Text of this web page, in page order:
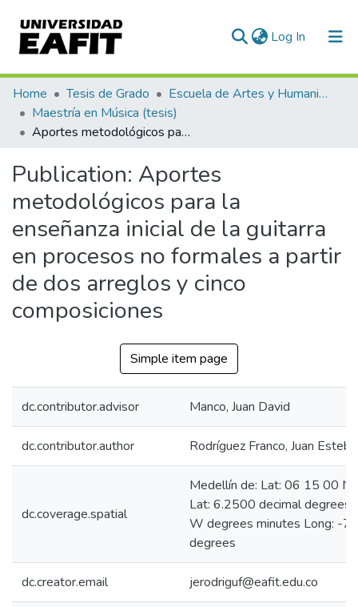
Log In (current)
Communities & Collections
All of DSpace
Home Tesis de Grado
Escuela de Artes y Humanidades
Maestría en Música (tesis)
Aportes metodológicos para la enseñanza inicial de la guitarra en procesos no formales a partir de dos arreglos y cinco composiciones
Publication: Aportes
metodológicos para la
enseñanza inicial de la guitarra
en procesos no formales a partir
de dos arreglos y cinco
composiciones
Simple item page
dc.contributor.advisor Manco, Juan David
dc.contributor.author Rodríguez Franco, Juan
dc.coverage.spatial
Medellín de: Lat: 06 15 00 N
Lat: 6.2500 decimal
W degrees minutes Long: -
degrees
dc.creator.email jerodriguf@eafit.edu.co